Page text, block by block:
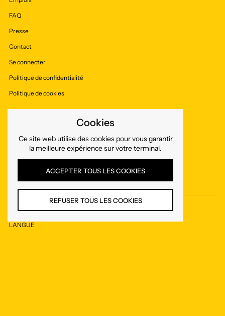
FAQ
Presse
Contact
Se connecter
Politique de confidentialité
Politique de cookies
Facebook
LANGUE
Cookies
Ce site web utilise des cookies pour vous garantir
la meilleure expérience sur votre terminal.
ACCEPTER TOUS LES COOKIES
REFUSER TOUS LES COOKIES